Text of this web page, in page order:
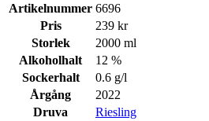
Artikelnummer 6696
Pris
239 kr
Storlek
2000 ml
Alkoholhalt
12 %
Sockerhalt
0.6 g/l
Årgång
2022
Druva
Riesling